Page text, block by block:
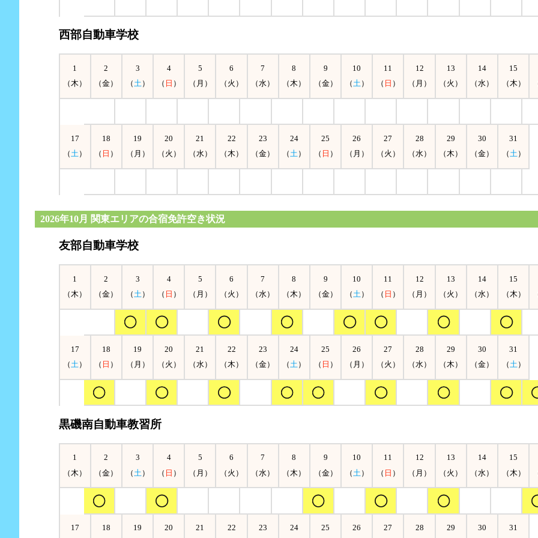
西部自動車学校
1
（木）
2
（金）
3
（土）
4
（ 日 ）
5
（月）
6
（火）
7
（水）
8
（木）
9
（金）
10
（土）
11
（ 日 ）
12
（月）
13
（火）
14
（水）
15
（木）
17
（土）
18
（ 日 ）
19
（月）
20
（火）
21
（水）
22
（木）
23
（金）
24
（土）
25
（ 日 ）
26
（月）
27
（火）
28
（水）
29
（木）
30
（金）
31
（土）
2026年10月 関東エリアの合宿免許空き状況
友部自動車学校
1
（木）
2
（金）
3
（土）
4
（ 日 ）
5
（月）
6
（火）
7
（水）
8
（木）
9
（金）
10
（土）
11
（ 日 ）
12
（月）
13
（火）
14
（水）
15
（木）
17
（土）
18
（ 日 ）
19
（月）
20
（火）
21
（水）
22
（木）
23
（金）
24
（土）
25
（ 日 ）
26
（月）
27
（火）
28
（水）
29
（木）
30
（金）
31
（土）
黒磯南自動車教習所
1
（木）
2
（金）
3
（土）
4
（ 日 ）
5
（月）
6
（火）
7
（水）
8
（木）
9
（金）
10
（土）
11
（ 日 ）
12
（月）
13
（火）
14
（水）
15
（木）
17 18 19 20 21 22 23 24 25 26 27 28 29 30 31